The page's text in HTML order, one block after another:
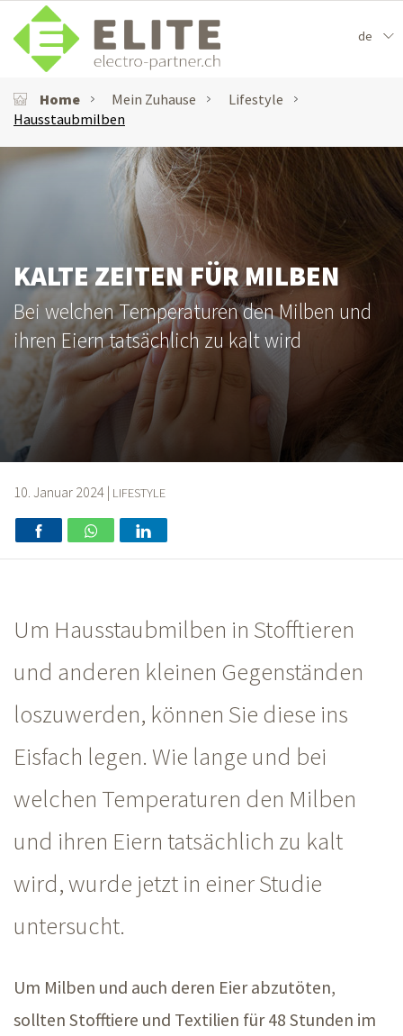
de
Home Mein Zuhause
Lifestyle
Hausstaubmilben
KALTE ZEITEN FÜR MILBEN
Bei welchen Temperaturen den Milben und
ihren Eiern tatsächlich zu kalt wird
10. Januar 2024 | LIFESTYLE
Um Hausstaubmilben in Stofftieren
und anderen kleinen Gegenständen
loszuwerden, können Sie diese ins
Eisfach legen. Wie lange und bei
welchen Temperaturen den Milben
und ihren Eiern tatsächlich zu kalt
wird, wurde jetzt in einer Studie
untersucht.
Um Milben und auch deren Eier abzutöten,
sollten Stofftiere und Textilien für48 Stunden im